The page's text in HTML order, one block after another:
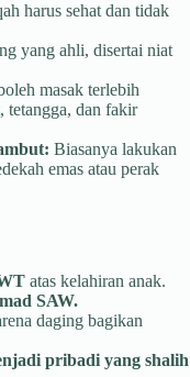
harus sehat dan tidak
yang ahli, disertai niat
masak terlebih
tetangga, dan fakir
Biasanya lakukan
emas atau perak
atas kelahiran anak.
SAW.
daging bagikan
pribadi yang shalih